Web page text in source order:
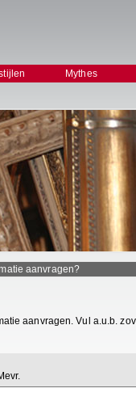
Mythes
aanvragen?
aanvragen. Vul a.u.b.